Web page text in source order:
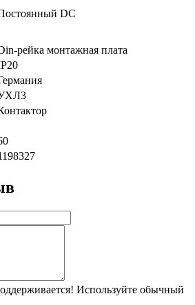
DC
рейка монтажная плата
Используйте обычный